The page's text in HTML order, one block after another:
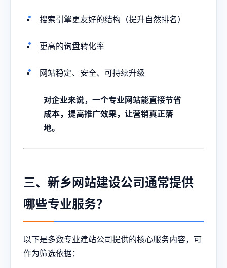
搜索引擎更友好的结构（提升自然排名）
更高的询盘转化率
网站稳定、安全、可持续升级
对企业来说，一个专业网站能直接节省
成本，提高推广效果，让营销真正落
地。
三、新乡网站建设公司通常提供
哪些专业服务？
以下是多数专业建站公司提供的核心服务内容，可
作为筛选依据：